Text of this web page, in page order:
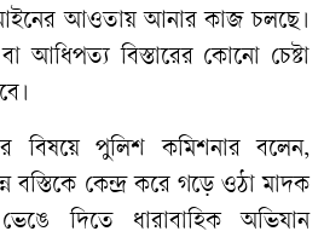
আইনের আওতায় আনার কাজ চলছে।
আধিপত্য বিস্তারের কোনো চেষ্টা
বিষয়ে পুলিশ কমিশনার বলেন,
বস্তিকে কেন্দ্র করে গড়ে ওঠা মাদক
দিতে ধারাবাহিক অভিযান